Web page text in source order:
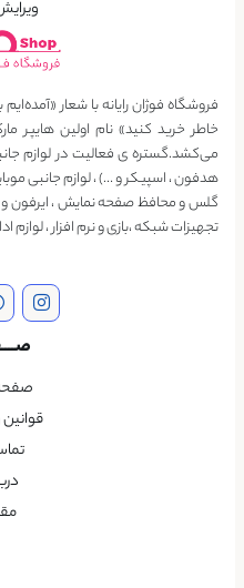
فروشگاه فوژان رایانه با شعار
خاطر خرید کنید» نام اولین هایپر
می‌کشد.گستره ی فعالیت در لوازم
هدفون ، اسپیکر و …) ، لوازم جانبی
گلس و محافظ صفحه نمایش ، ایرفون و
تجهیزات شبکه ،بازی و نرم افزار ،